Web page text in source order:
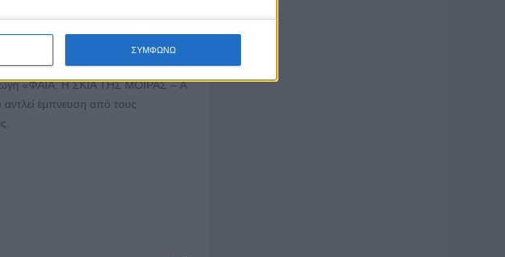
ΣΥΜΦΩΝΩ
Cultural Centre παρουσιάζουν,
«ΦΑΙΑ: Η ΣΚΙΑ ΤΗΣ ΜΟΙΡΑΣ – A
έμπνευση από τους